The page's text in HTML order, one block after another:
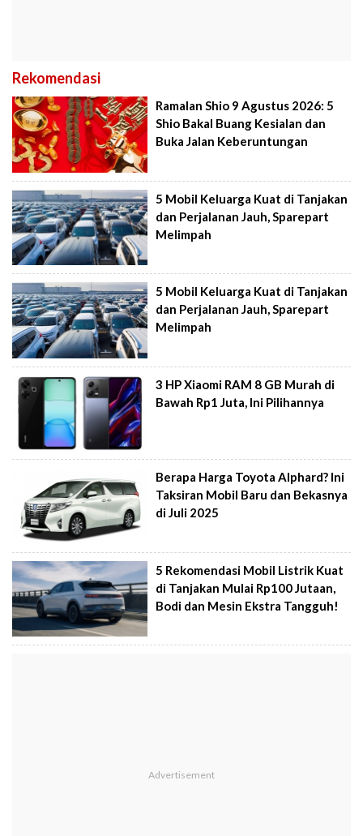
Rekomendasi
Ramalan Shio 9 Agustus 2026: 5
Shio Bakal Buang Kesialan dan
Buka Jalan Keberuntungan
5 Mobil Keluarga Kuat di Tanjakan
dan Perjalanan Jauh, Sparepart
Melimpah
5 Mobil Keluarga Kuat di Tanjakan
dan Perjalanan Jauh, Sparepart
Melimpah
3 HP Xiaomi RAM 8 GB Murah di
Bawah Rp1 Juta, Ini Pilihannya
Berapa Harga Toyota Alphard? Ini
Taksiran Mobil Baru dan Bekasnya
di Juli 2025
5 Rekomendasi Mobil Listrik Kuat
di Tanjakan Mulai Rp100 Jutaan,
Bodi dan Mesin Ekstra Tangguh!